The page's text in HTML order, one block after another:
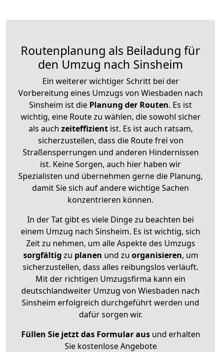
Routenplanung als Beiladung für
den Umzug nach Sinsheim
Ein weiterer wichtiger Schritt bei der
Vorbereitung eines Umzugs von Wiesbaden nach
Sinsheim ist die Planung der Routen. Es ist
wichtig, eine Route zu wählen, die sowohl sicher
als auch zeiteffizientist. Es ist auch ratsam,
sicherzustellen, dass die Route frei von
Straßensperrungen und anderen Hindernissen
ist. Keine Sorgen, auch hier haben wir
Spezialisten und übernehmen gerne die Planung,
damit Sie sich auf andere wichtige Sachen
konzentrieren können.
In der Tat gibt es viele Dinge zu beachten bei
einem Umzug nach Sinsheim. Es ist wichtig, sich
Zeit zu nehmen, um alle Aspekte des Umzugs
sorgfältig zu planen und zu organisieren, um
sicherzustellen, dass alles reibungslos verläuft.
Mit der richtigen Umzugsfirma kann ein
deutschlandweiter Umzug von Wiesbaden nach
Sinsheim erfolgreich durchgeführt werden und
dafür sorgen wir.
Füllen Sie jetzt das Formular ausund erhalten
Sie kostenlose Angebote